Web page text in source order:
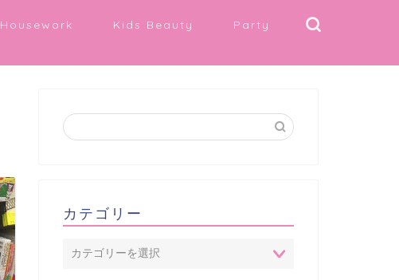
Housework Kids Beauty Party
カテゴリー